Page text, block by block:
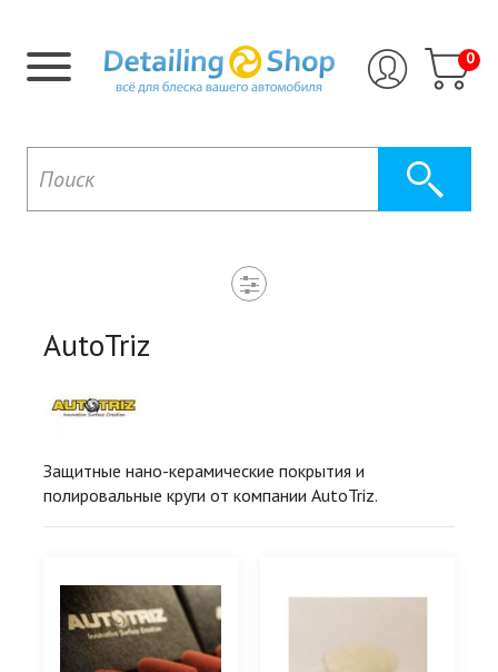
0
AutoTriz
Защитные нано-керамические покрытия и
полировальные круги от компании AutoTriz.